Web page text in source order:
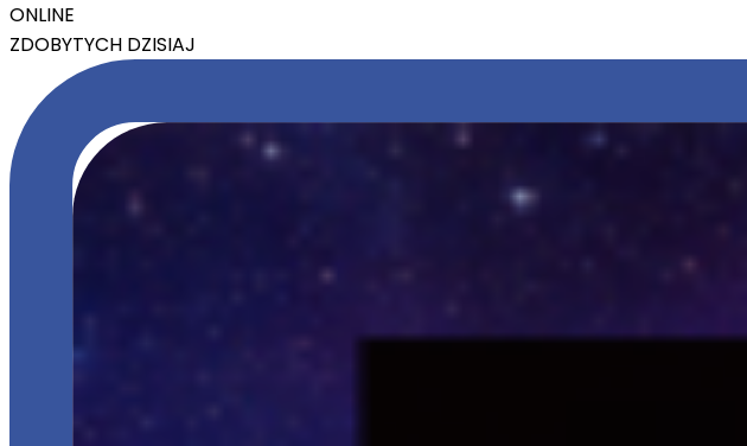
ONLINE
ZDOBYTYCH DZISIAJ